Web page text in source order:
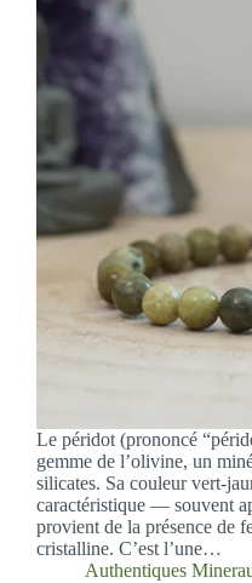
Le péridot (prononcé
gemme de l’olivine, un
silicates. Sa couleur vert-
caractéristique — souvent
provient de la présence de
cristalline. C’est l’une…
Authentiques